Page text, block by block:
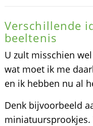
Verschillende
beeltenis
U zult misschien
wat moet ik me
en ik hebben nu al
Denk bijvoorbeeld